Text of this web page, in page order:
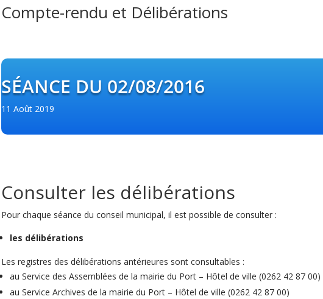
Compte-rendu et Délibérations
SÉANCE DU 02/08/2016
11 Août 2019
Consulter les délibérations
Pour chaque séance du conseil municipal, il est possible de consulter :
les délibérations
Les registres des délibérations antérieures sont consultables :
au Service des Assemblées de la mairie du Port – Hôtel de ville (0262 42 87 00)
au Service Archives de la mairie du Port – Hôtel de ville (0262 42 87 00)